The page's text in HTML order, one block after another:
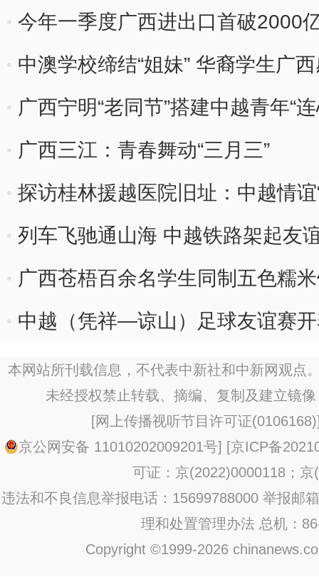
今年一季度广西进出口首破2000
中澳学校缔结“姐妹” 华裔学生广西
广西宁明“老同节”搭建中越青年“
广西三江：青春舞动“三月三”
探访桂林援越医院旧址：中越情谊
列车飞驰通山海 中越铁路架起友
广西苍梧百余名学生同制五色糯米
中越（凭祥—谅山）足球友谊赛
本网站所刊载信息，不代表中新社和中新网观点
未经授权禁止转载、摘编、复制及建立镜
[网上传播视听节目许可证(0106168)
京公网安备 11010202009201号] [京ICP备
可证：京(2022)0000118；京
违法和不良信息举报电话：15699788000 举报邮
理和处置管理办法 总机：
Copyright ©1999-2026